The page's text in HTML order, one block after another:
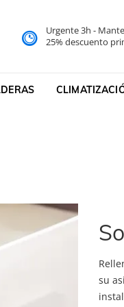
Técnico
Urgente 3h -
25% descuento
su